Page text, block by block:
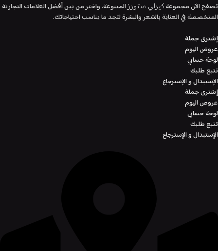
تصفح الآن مجموعةكيرلي ستورزالمتنوعة، واختر من بين أفضل العلامات التجارية
المتخصصة في العناية بالشعر والبشرة لتجد ما يناسب احتياجاتك.
إشترى جملة
عروض اليوم
لوحة حسابي
تتبع طلبك
الإستبدال و الإسترجاع
إشترى جملة
عروض اليوم
لوحة حسابي
تتبع طلبك
الإستبدال و الإسترجاع